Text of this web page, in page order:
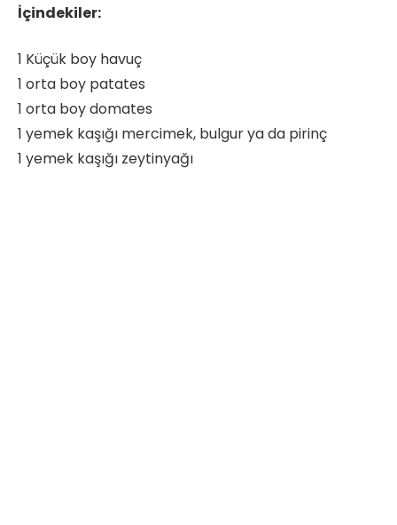
İçindekiler:
1 Küçük boy havuç
1 orta boy patates
1 orta boy domates
1 yemek kaşığı mercimek, bulgur ya da pirinç
1 yemek kaşığı zeytinyağı